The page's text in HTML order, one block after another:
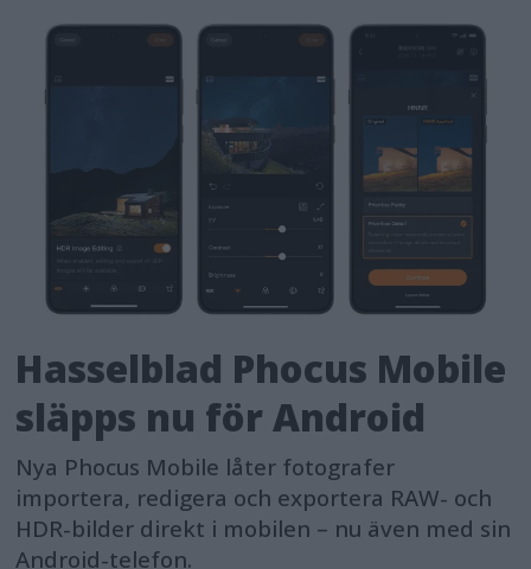
Hasselblad Phocus Mobile
släpps nu för Android
Nya Phocus Mobile låter fotografer
importera, redigera och exportera RAW- och
HDR-bilder direkt i mobilen – nu även med sin
Android-telefon.